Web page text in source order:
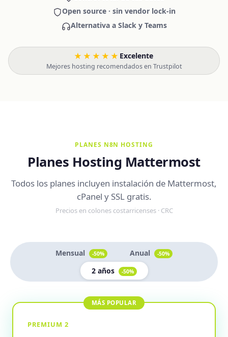
Open source · sin vendor lock-in
Alternativa a Slack y Teams
★★★★★ Excelente·
Mejores hosting recomendados en Trustpilot
PLANES N8N HOSTING
Planes Hosting Mattermost
Todos los planes incluyen instalación de Mattermost,
cPanel y SSL gratis.
Precios en colones costarricenses · CRC
Mensual -50% Anual -50%
2 años -50%
PREMIUM 2